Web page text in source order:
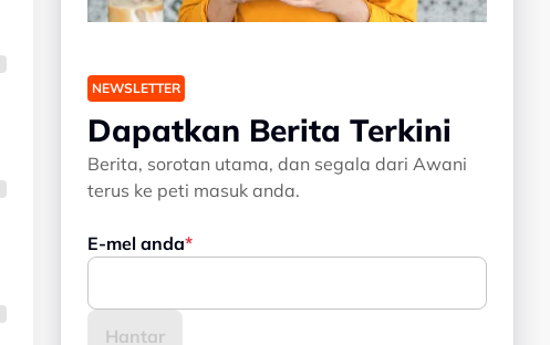
NEWSLETTER
Dapatkan Berita Terkini
Berita, sorotan utama, dan segala dari Awani
terus ke peti masuk anda.
E-mel anda